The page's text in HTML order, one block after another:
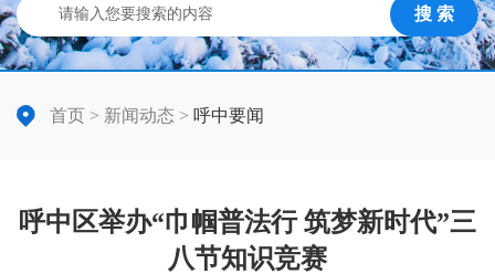
搜 索
首页 > 新闻动态 > 呼中要闻
呼中区举办“巾帼普法行 筑梦新时代”三
八节知识竞赛